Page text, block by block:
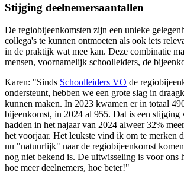
Stijging deelnemersaantallen
De regiobijeenkomsten zijn een unieke
collega's te kunnen ontmoeten als ook iets
in de praktijk wat mee kan. Deze combinatie
mensen, voornamelijk schoolleiders, de
Karen: "Sinds Schoolleiders VO de
ondersteunt, hebben we een grote slag in
kunnen maken. In 2023 kwamen er in totaal
bijeenkomst, in 2024 al 955. Dat is een stijging
hadden in het najaar van 2024 alweer 32%
het voorjaar. Het leukste vind ik om te merken
nu "natuurlijk" naar de regiobijeenkomst
nog niet bekend is. De uitwisseling is voor ons
hoe meer deelnemers, hoe beter!"